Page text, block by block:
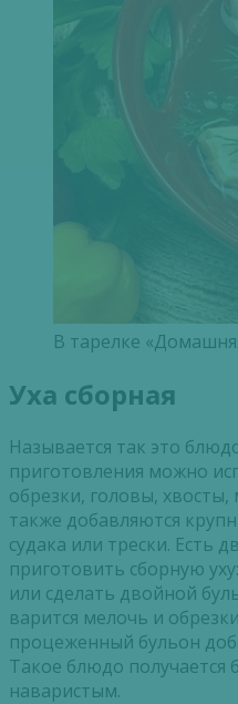
В тарелке
Уха сборная
Называется так это
приготовления можно
обрезки, головы,
также добавляются
судака или трески. Есть
приготовить сборную
или сделать двойной
варится мелочь и
процеженный бульон
Такое блюдо
наваристым.